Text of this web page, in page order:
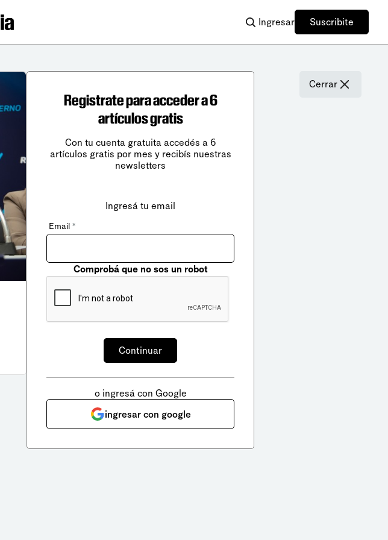
Ingresar Suscribite
Cerrar
Registrate para acceder a 6
artículos gratis
Con tu cuenta gratuita accedés a 6
artículos gratis por mes y recibís nuestras
newsletters
Ingresá tu email
Email *
Comprobá que no sos un robot
o ingresá con Google
ingresar con google